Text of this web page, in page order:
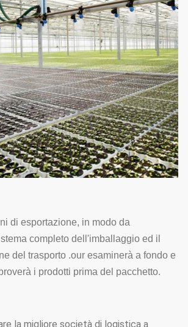
di esportazione, in modo da
completo dell'imballaggio ed il
del trasporto .our esaminerà a fondo e
i prodotti prima del pacchetto.
la migliore società di logistica a